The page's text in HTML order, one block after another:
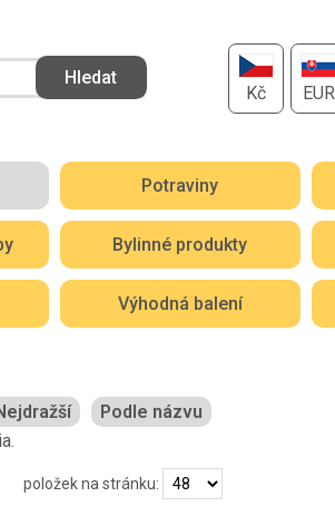
Kč EUR
Potraviny
Bylinné produkty
Výhodná balení
Podle názvu
položek na stránku: